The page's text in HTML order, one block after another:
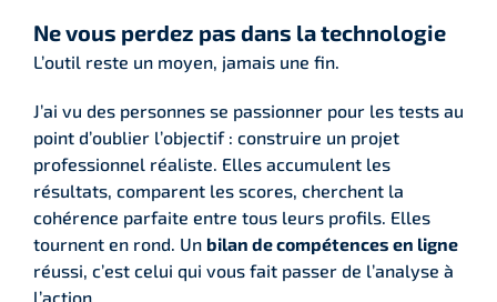
Ne vous perdez pas dans la technologie
L’outil reste un moyen, jamais une fin.
J’ai vu des personnes se passionner pour les tests au
point d’oublier l’objectif : construire un projet
professionnel réaliste. Elles accumulent les
résultats, comparent les scores, cherchent la
cohérence parfaite entre tous leurs profils. Elles
tournent en rond. Un bilan de compétences en ligne
réussi, c’est celui qui vous fait passer de l’analyse à
l’action.